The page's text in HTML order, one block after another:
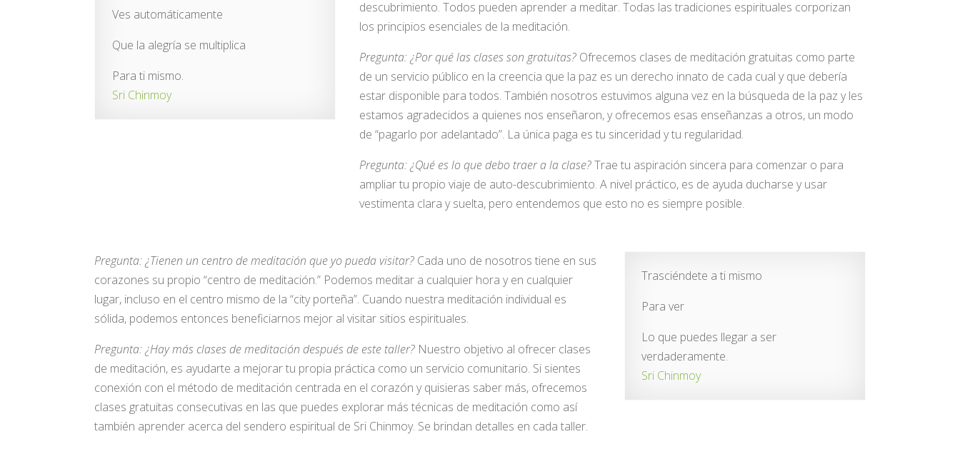
Ves automáticamente
Que la alegría se multiplica
Para ti mismo.
Sri Chinmoy
descubrimiento. Todos pueden aprender a meditar. Todas las tradiciones espirituales corporizan
los principios esenciales de la meditación.
Pregunta: ¿Por qué las clases son gratuitas? Ofrecemos clases de meditación gratuitas como parte
de un servicio público en la creencia que la paz es un derecho innato de cada cual y que debería
estar disponible para todos. También nosotros estuvimos alguna vez en la búsqueda de la paz y les
estamos agradecidos a quienes nos enseñaron, y ofrecemos esas enseñanzas a otros, un modo
de “pagarlo por adelantado”. La única paga es tu sinceridad y tu regularidad.
Pregunta: ¿Qué es lo que debo traer a la clase?Trae tu aspiración sincera para comenzar o para
ampliar tu propio viaje de auto-descubrimiento. A nivel práctico, es de ayuda ducharse y usar
vestimenta clara y suelta, pero entendemos que esto no es siempre posible.
Pregunta: ¿Tienen un centro de meditación que yo pueda visitar? Cada uno de nosotros tiene en sus
corazones su propio “centro de meditación.” Podemos meditar a cualquier hora y en cualquier
lugar, incluso en el centro mismo de la “city porteña”. Cuando nuestra meditación individual es
sólida, podemos entonces beneficiarnos mejor al visitar sitios espirituales.
Pregunta: ¿Hay más clases de meditación después de este taller? Nuestro objetivo al ofrecer clases
de meditación, es ayudarte a mejorar tu propia práctica como un servicio comunitario. Si sientes
conexión con el método de meditación centrada en el corazón y quisieras saber más, ofrecemos
clases gratuitas consecutivas en las que puedes explorar más técnicas de meditación como así
también aprender acerca del sendero espiritual de Sri Chinmoy. Se brindan detalles en cada taller.
Trasciéndete a ti mismo
Para ver
Lo que puedes llegar a ser
verdaderamente.
Sri Chinmoy